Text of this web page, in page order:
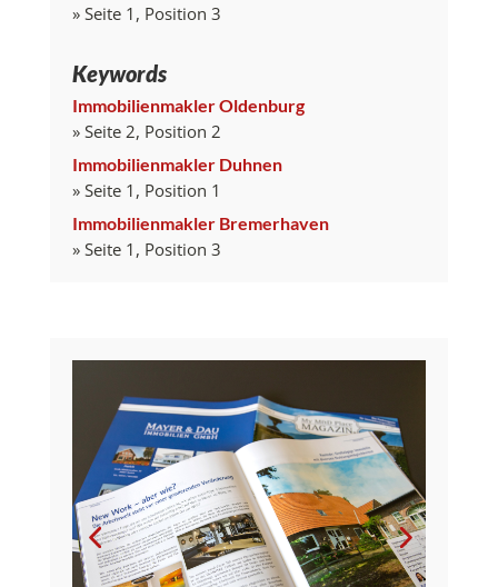
» Seite 1, Position 3
Keywords
Immobilienmakler Oldenburg
» Seite 2, Position 2
Immobilienmakler Duhnen
» Seite 1, Position 1
Immobilienmakler Bremerhaven
» Seite 1, Position 3